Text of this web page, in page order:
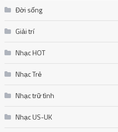
Đời sống
Giải trí
Nhạc HOT
Nhạc Trẻ
Nhạc trữ tình
Nhạc US-UK